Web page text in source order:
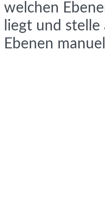
welchen
liegt und stelle
Ebenen